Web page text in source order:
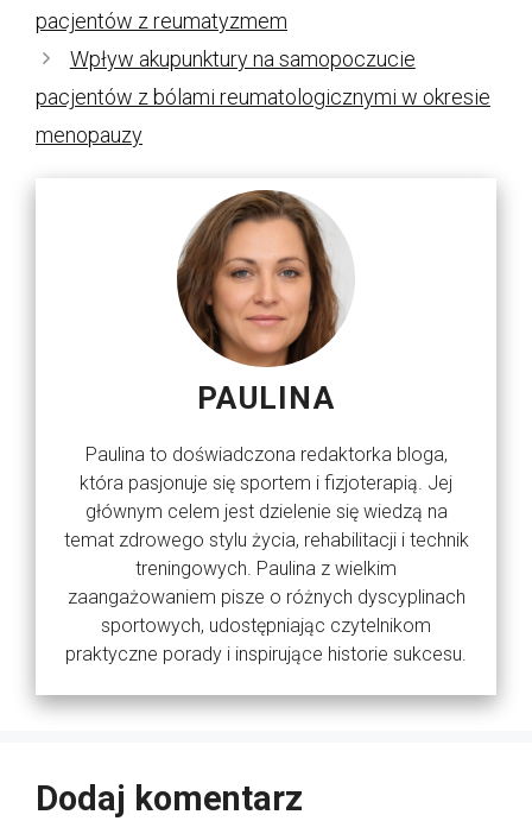
pacjentów z reumatyzmem
Wpływ akupunktury na samopoczucie
pacjentów z bólami reumatologicznymi w okresie
menopauzy
PAULINA
Paulina to doświadczona redaktorka bloga,
która pasjonuje się sportem i fizjoterapią. Jej
głównym celem jest dzielenie się wiedzą na
temat zdrowego stylu życia, rehabilitacji i technik
treningowych. Paulina z wielkim
zaangażowaniem pisze o różnych dyscyplinach
sportowych, udostępniając czytelnikom
praktyczne porady i inspirujące historie sukcesu.
Dodaj komentarz